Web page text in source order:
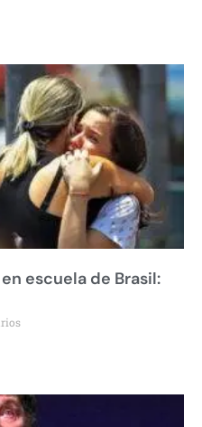
escuela de Brasil: